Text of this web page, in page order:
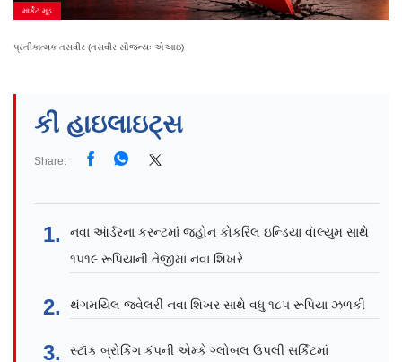
માર્કેટ મૂડ
પ્રતીકાત્મક તસવીર (તસવીર સૌજન્યઃ એઆઇ)
કી હાઇલાઇટ્સ
Share:
નવા ઑર્ડરના કરન્ટમાં જ્હોન કોકરિલ ઇન્ડિયા વૉલ્યુમ સાથે
૧૫૧૯ રૂપિયાની તેજીમાં નવા શિખરે
થંગમયિલ જ્વેલરી નવા શિખર સાથે વધુ ૧૮૫ રૂપિયા ઝળકી
સ્ટૉક બ્રોકિંગ કંપની એમ્કે ગ્લોબલ ઉપલી સર્કિટમાં